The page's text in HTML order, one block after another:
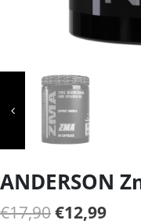
ANDERSON
€17,90Il
€12,99Il